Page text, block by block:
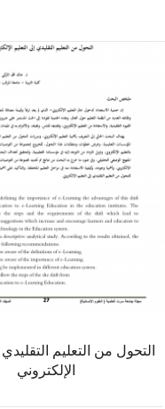
التحول من التعليم
الإلكتروني